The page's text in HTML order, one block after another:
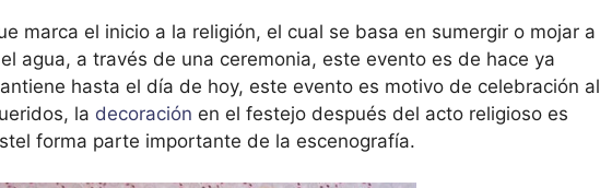
marca el inicio a la religión, el cual se basa en sumergir o mojar a
agua, a través de una ceremonia, este evento es de hace ya
hasta el día de hoy, este evento es motivo de celebración al
la decoración en el festejo después del acto religioso es
forma parte importante de la escenografía.